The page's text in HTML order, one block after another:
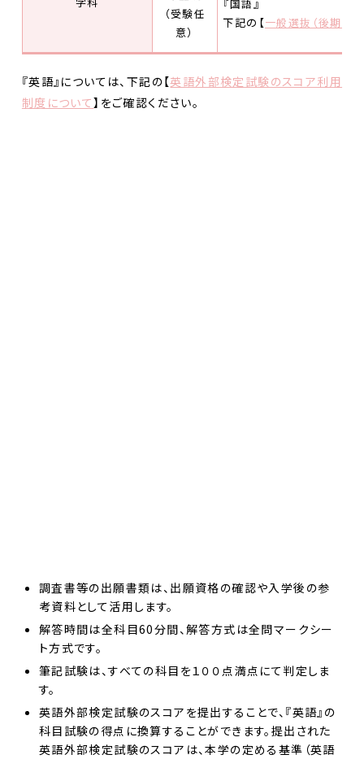
（受験任
意）
『国語』
下記の【一般選抜（後期日
『英語』については、下記の【英語外部検定試験のスコア利用
制度について】をご確認ください。
調査書等の出願書類は、出願資格の確認や入学後の参
考資料として活用します。
解答時間は全科目60分間、解答方式は全問マークシー
ト方式です。
筆記試験は、すべての科目を１００点満点にて判定しま
す。
英語外部検定試験のスコアを提出することで、『英語』の
科目試験の得点に換算することができます。提出された
英語外部検定試験のスコアは、本学の定める基準（英語